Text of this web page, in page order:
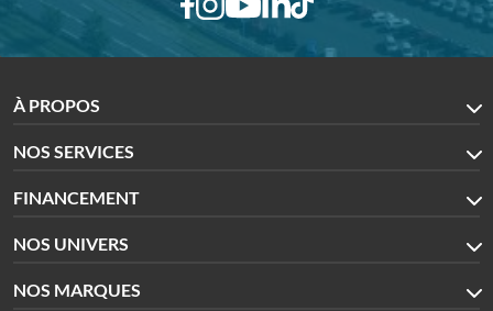
À PROPOS
NOS SERVICES
FINANCEMENT
NOS UNIVERS
NOS MARQUES